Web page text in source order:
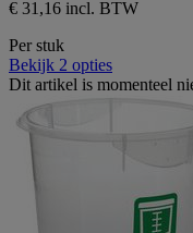
€ 31,16 incl. BTW
Per stuk
Bekijk 2 opties
Dit artikel is momenteel